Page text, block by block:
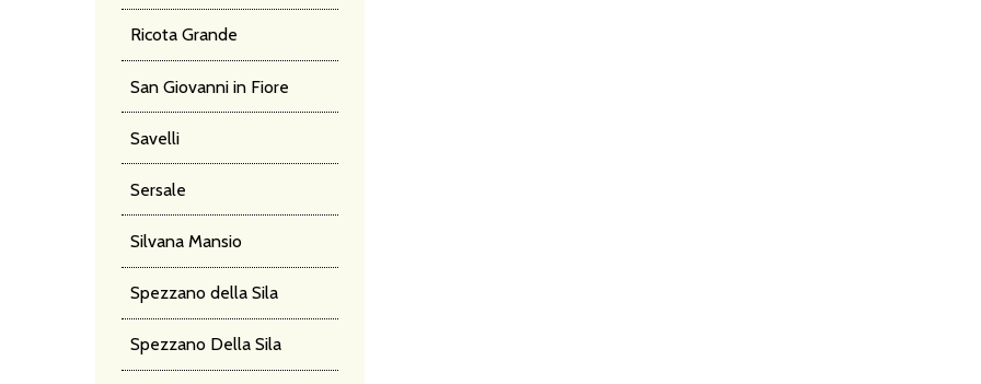
Ricota Grande
San Giovanni in Fiore
Savelli
Sersale
Silvana Mansio
Spezzano della Sila
Spezzano Della Sila